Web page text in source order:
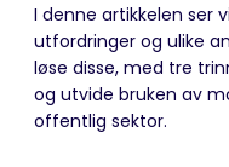
I denne artikkelen ser
utfordringer og ulike
løse disse, med tre
og utvide bruken av
offentlig sektor.